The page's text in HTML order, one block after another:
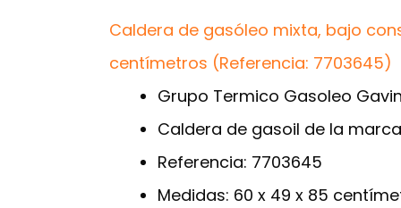
Caldera de gasóleo mixta, bajo
centímetros (Referencia: 7703645)
Grupo Termico Gasoleo
Caldera de gasoil de la
Referencia: 7703645
Medidas: 60 x 49 x 85